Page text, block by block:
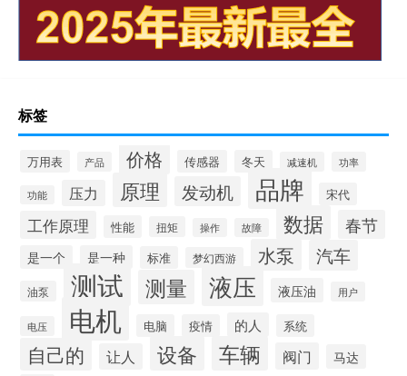
标签
万用表 产品 价格 传感器 冬天 减速机 功率
功能 压力 原理 发动机 品牌 宋代
工作原理 性能 扭矩 操作 故障 数据 春节
是一个 是一种 标准 梦幻西游 水泵 汽车
油泵 测试 测量 液压 液压油 用户
电压 电机 电脑 疫情 的人 系统
自己的 让人 设备 车辆 阀门 马达